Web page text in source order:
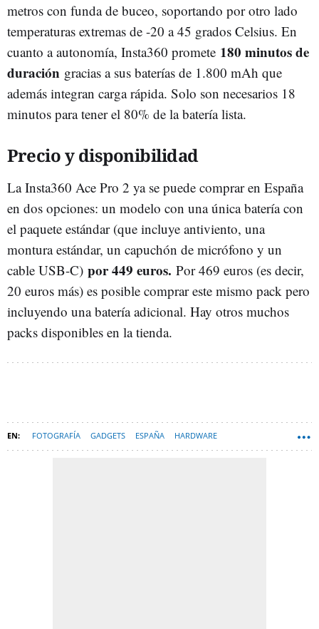
metros con funda de buceo, soportando por otro lado
temperaturas extremas de -20 a 45 grados Celsius. En
cuanto a autonomía, Insta360 promete 180 minutos de
duración gracias a sus baterías de 1.800 mAh que
además integran carga rápida. Solo son necesarios 18
minutos para tener el 80% de la batería lista.
Precio y disponibilidad
La Insta360 Ace Pro 2 ya se puede comprar en España
en dos opciones: un modelo con una única batería con
el paquete estándar (que incluye antiviento, una
montura estándar, un capuchón de micrófono y un
cable USB-C) por 449 euros. Por 469 euros (es decir,
20 euros más) es posible comprar este mismo pack pero
incluyendo una batería adicional. Hay otros muchos
packs disponibles en la tienda.
FOTOGRAFÍA GADGETS ESPAÑA HARDWARE